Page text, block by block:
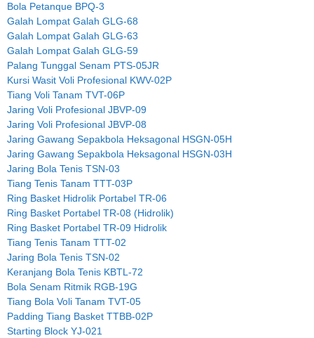
Bola Petanque BPQ-3
Galah Lompat Galah GLG-68
Galah Lompat Galah GLG-63
Galah Lompat Galah GLG-59
Palang Tunggal Senam PTS-05JR
Kursi Wasit Voli Profesional KWV-02P
Tiang Voli Tanam TVT-06P
Jaring Voli Profesional JBVP-09
Jaring Voli Profesional JBVP-08
Jaring Gawang Sepakbola Heksagonal HSGN-05H
Jaring Gawang Sepakbola Heksagonal HSGN-03H
Jaring Bola Tenis TSN-03
Tiang Tenis Tanam TTT-03P
Ring Basket Hidrolik Portabel TR-06
Ring Basket Portabel TR-08 (Hidrolik)
Ring Basket Portabel TR-09 Hidrolik
Tiang Tenis Tanam TTT-02
Jaring Bola Tenis TSN-02
Keranjang Bola Tenis KBTL-72
Bola Senam Ritmik RGB-19G
Tiang Bola Voli Tanam TVT-05
Padding Tiang Basket TTBB-02P
Starting Block YJ-021